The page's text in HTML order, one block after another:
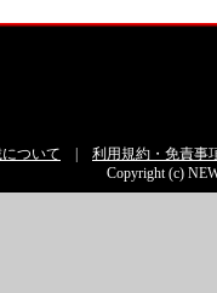
ついて
利用規約・免責事
Copyright (c)